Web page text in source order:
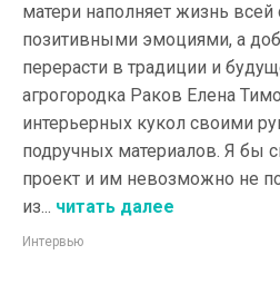
матери наполняет жизнь
позитивными эмоциями, а
перерасти в традиции и
агрогородка Раков Елена
интерьерных кукол своими
подручных материалов. Я бы
проект и им невозможно не
из... читать далее
Интервью